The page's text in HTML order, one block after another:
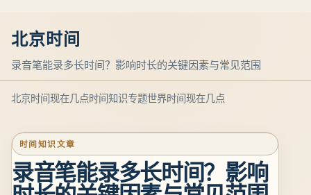
北京时间
录音笔能录多长时间？影响时长的关键因素与常见范围
北京时间现在几点时间知识专题世界时间现在几点
时间知识文章
录音笔能录多长时间？影响